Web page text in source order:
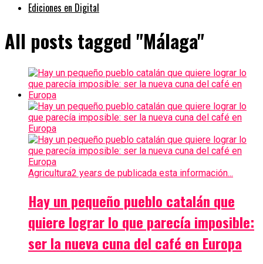
Ediciones en Digital
All posts tagged "Málaga"
Agricultura2 years de publicada esta información...
Hay un pequeño pueblo catalán que
quiere lograr lo que parecía imposible:
ser la nueva cuna del café en Europa